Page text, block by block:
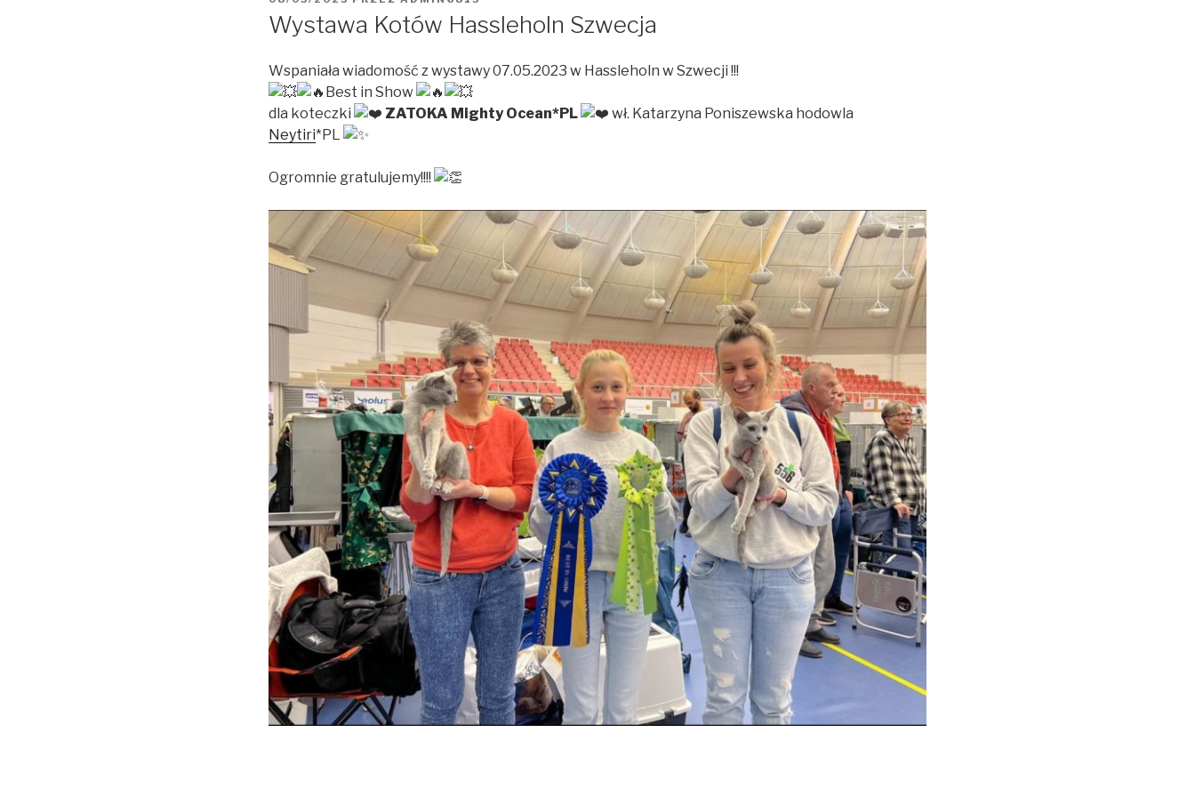
Wystawa Kotów Hassleholn Szwecja
Wspaniała wiadomość z wystawy 07.05.2023 w Hassleholn w Szwecji !!!
Best in Show
dla koteczki
ZATOKA Mighty Ocean*PL
wł. Katarzyna Poniszewska hodowla
Neytiri*PL
Ogromnie gratulujemy!!!!